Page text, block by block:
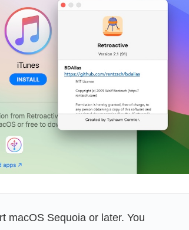
macOS Sequoia or later. You